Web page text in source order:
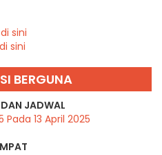
sini
sini
BERGUNA
JADWAL
Pada 13 April 2025